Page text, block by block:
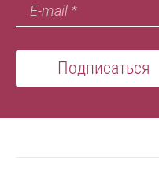
Подписаться